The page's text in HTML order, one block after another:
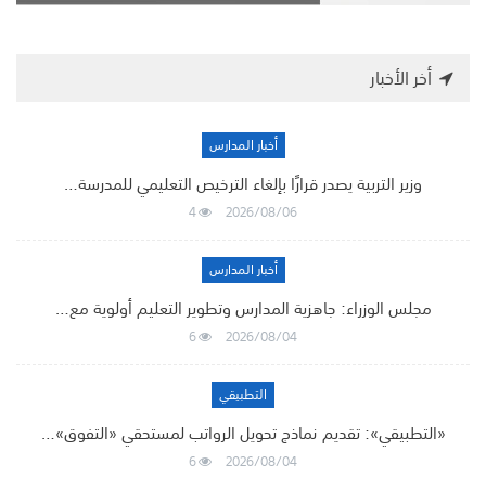
أخر الأخبار
أخبار المدارس
وزير التربية يصدر قرارًا بإلغاء الترخيص التعليمي للمدرسة…
2026/08/06
4
أخبار المدارس
مجلس الوزراء: جاهزية المدارس وتطوير التعليم أولوية مع…
2026/08/04
6
التطبيقي
«التطبيقي»: تقديم نماذج تحويل الرواتب لمستحقي «التفوق»…
2026/08/04
6